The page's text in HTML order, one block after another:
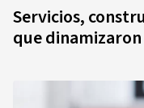
Servicios,
que